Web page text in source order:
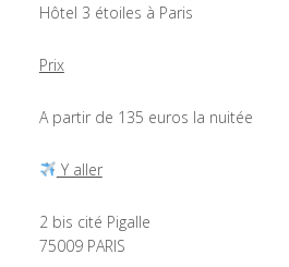
Hôtel 3 étoiles à Paris
Prix
A partir de 135 euros la nuitée
Y aller
2 bis cité Pigalle
75009 PARIS